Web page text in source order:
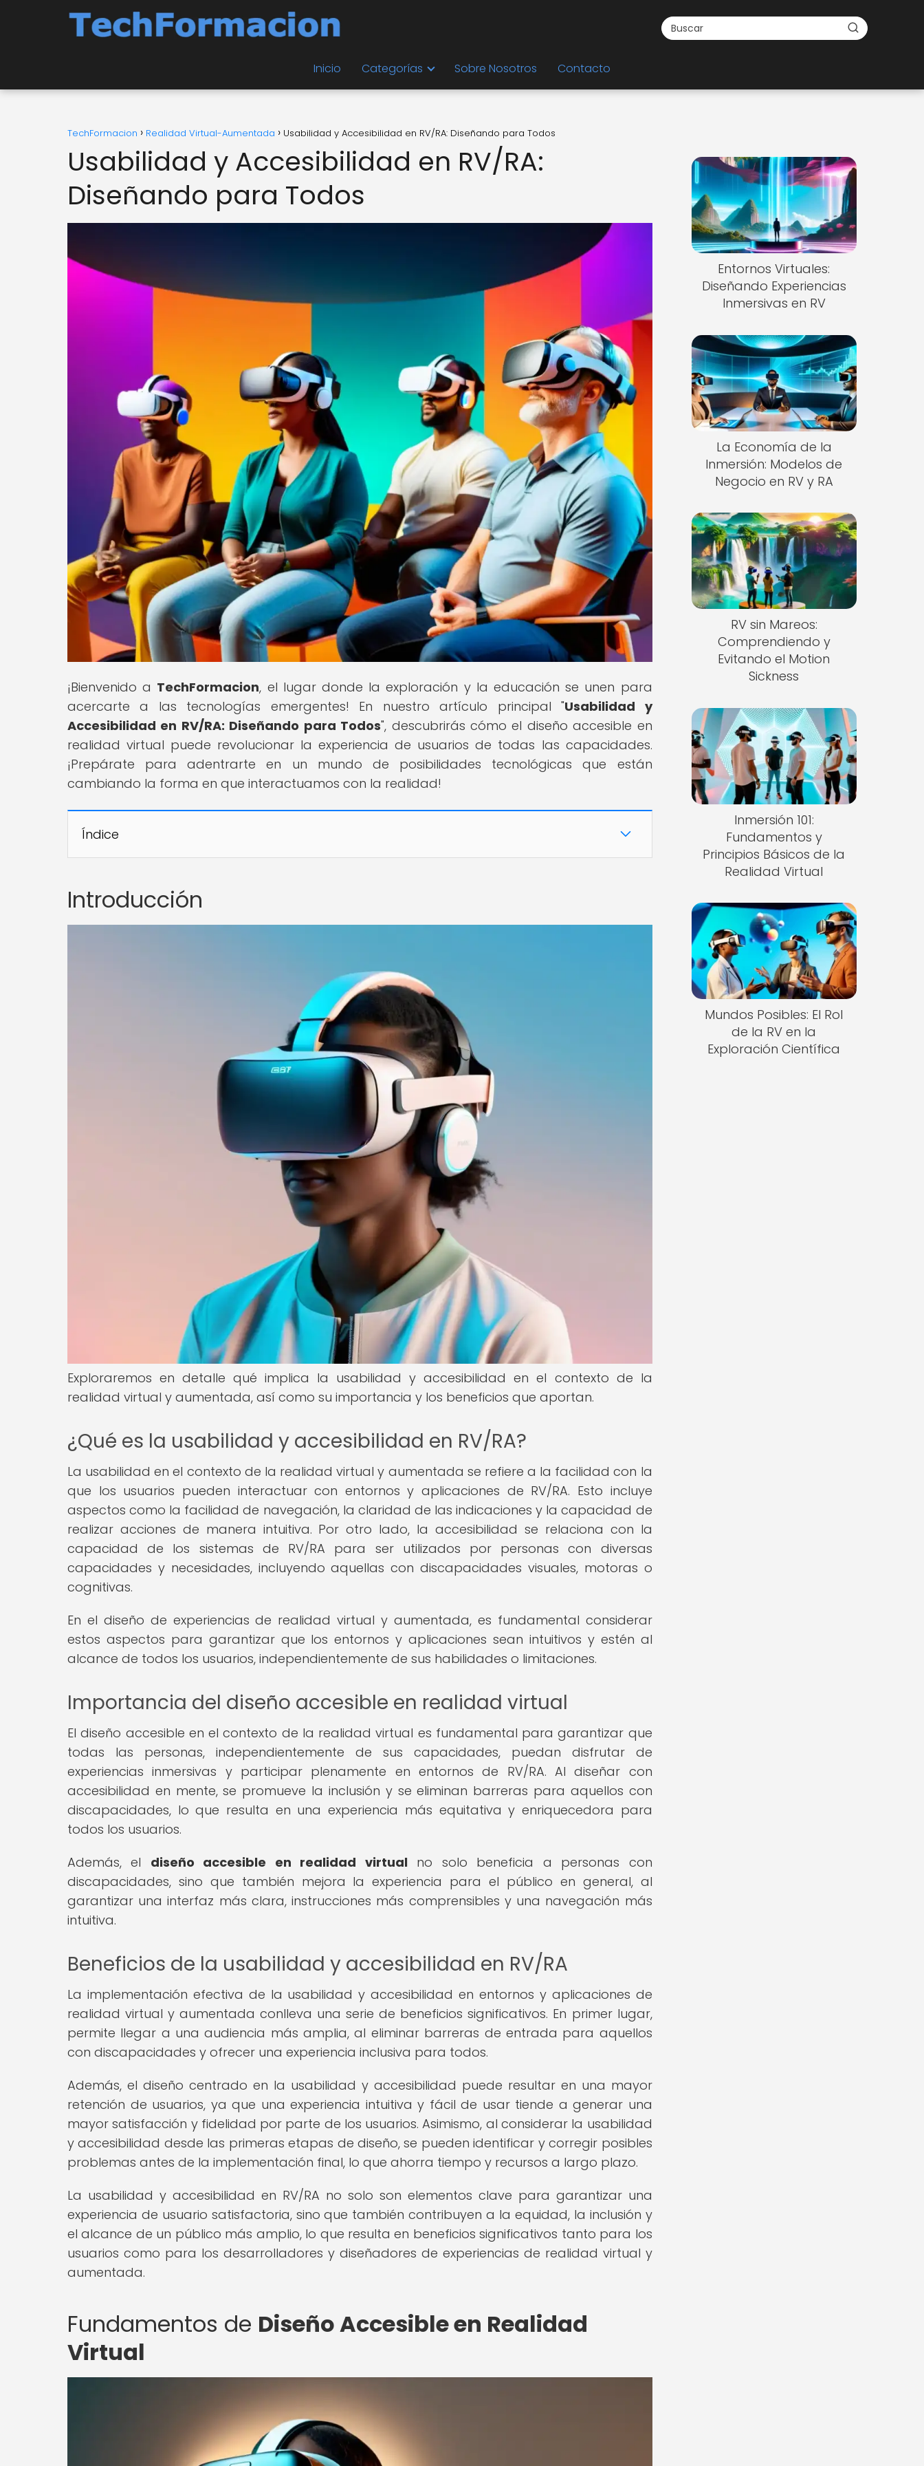
Inicio Categorías Sobre Nosotros Contacto
TechFormacion Realidad Virtual-Aumentada Usabilidad y Accesibilidad en RV/RA: Diseñando para Todos
Usabilidad y Accesibilidad en RV/RA:
Diseñando para Todos
¡Bienvenido a TechFormacion, el lugar donde la exploración y la educación se unen para
acercarte a las tecnologías emergentes! En nuestro artículo principal "Usabilidad y
Accesibilidad en RV/RA: Diseñando para Todos", descubrirás cómo el diseño accesible en
realidad virtual puede revolucionar la experiencia de usuarios de todas las capacidades.
¡Prepárate para adentrarte en un mundo de posibilidades tecnológicas que están
cambiando la forma en que interactuamos con la realidad!
Índice
Introducción
Exploraremos en detalle qué implica la usabilidad y accesibilidad en el contexto de la
realidad virtual y aumentada, así como su importancia y los beneficios que aportan.
¿Qué es la usabilidad y accesibilidad en RV/RA?
La usabilidad en el contexto de la realidad virtual y aumentada se refiere a la facilidad con la
que los usuarios pueden interactuar con entornos y aplicaciones de RV/RA. Esto incluye
aspectos como la facilidad de navegación, la claridad de las indicaciones y la capacidad de
realizar acciones de manera intuitiva. Por otro lado, la accesibilidad se relaciona con la
capacidad de los sistemas de RV/RA para ser utilizados por personas con diversas
capacidades y necesidades, incluyendo aquellas con discapacidades visuales, motoras o
cognitivas.
En el diseño de experiencias de realidad virtual y aumentada, es fundamental considerar
estos aspectos para garantizar que los entornos y aplicaciones sean intuitivos y estén al
alcance de todos los usuarios, independientemente de sus habilidades o limitaciones.
Importancia del diseño accesible en realidad virtual
El diseño accesible en el contexto de la realidad virtual es fundamental para garantizar que
todas las personas, independientemente de sus capacidades, puedan disfrutar de
experiencias inmersivas y participar plenamente en entornos de RV/RA. Al diseñar con
accesibilidad en mente, se promueve la inclusión y se eliminan barreras para aquellos con
discapacidades, lo que resulta en una experiencia más equitativa y enriquecedora para
todos los usuarios.
Además, el diseño accesible en realidad virtualno solo beneficia a personas con
discapacidades, sino que también mejora la experiencia para el público en general, al
garantizar una interfaz más clara, instrucciones más comprensibles y una navegación más
intuitiva.
Beneficios de la usabilidad y accesibilidad en RV/RA
La implementación efectiva de la usabilidad y accesibilidad en entornos y aplicaciones de
realidad virtual y aumentada conlleva una serie de beneficios significativos. En primer lugar,
permite llegar a una audiencia más amplia, al eliminar barreras de entrada para aquellos
con discapacidades y ofrecer una experiencia inclusiva para todos.
Además, el diseño centrado en la usabilidad y accesibilidad puede resultar en una mayor
retención de usuarios, ya que una experiencia intuitiva y fácil de usar tiende a generar una
mayor satisfacción y fidelidad por parte de los usuarios. Asimismo, al considerar la usabilidad
y accesibilidad desde las primeras etapas de diseño, se pueden identificar y corregir posibles
problemas antes de la implementación final, lo que ahorra tiempo y recursos a largo plazo.
La usabilidad y accesibilidad en RV/RA no solo son elementos clave para garantizar una
experiencia de usuario satisfactoria, sino que también contribuyen a la equidad, la inclusión y
el alcance de un público más amplio, lo que resulta en beneficios significativos tanto para los
usuarios como para los desarrolladores y diseñadores de experiencias de realidad virtual y
aumentada.
Fundamentos de Diseño Accesible en Realidad
Virtual
Entornos Virtuales:
Diseñando Experiencias
Inmersivas en RV
La Economía de la
Inmersión: Modelos de
Negocio en RV y RA
RV sin Mareos:
Comprendiendo y
Evitando el Motion
Sickness
Inmersión 101:
Fundamentos y
Principios Básicos de la
Realidad Virtual
Mundos Posibles: El Rol
de la RV en la
Exploración Científica